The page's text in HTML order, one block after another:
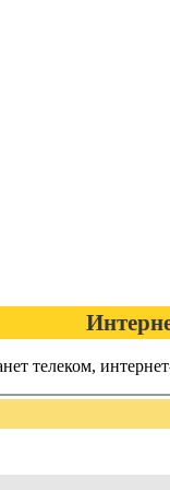
телеком,